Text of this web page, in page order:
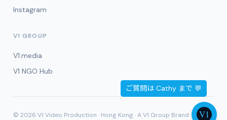
Instagram
V1 GROUP
V1.media
V1 NGO Hub
© 2026 V1 Video Production · Hong Kong · A V1 Group Brand